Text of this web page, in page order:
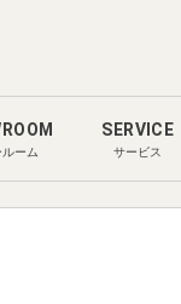
ーム
SERVICE
サービス